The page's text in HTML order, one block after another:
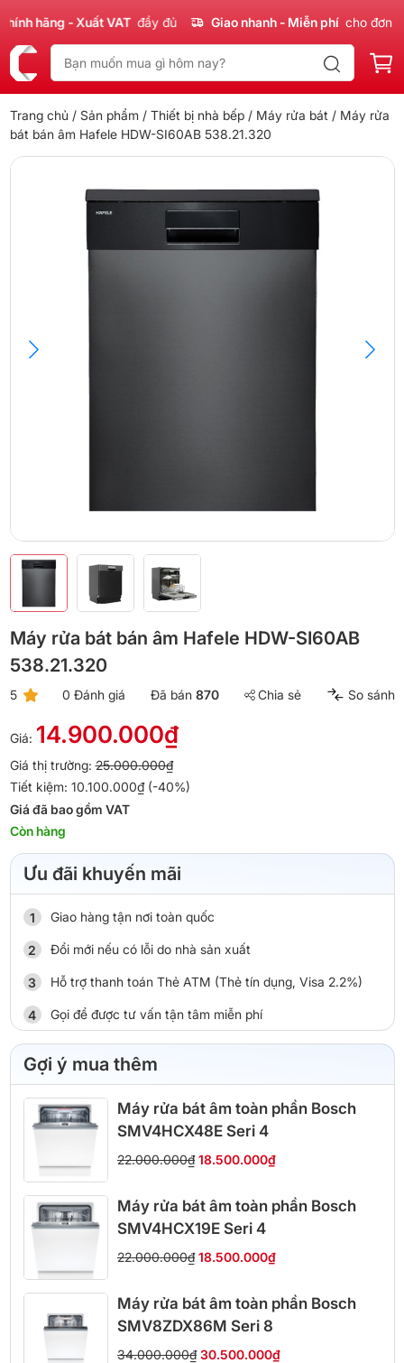
hãng - Xuất VAT đầy đủ Giao nhanh - Miễn phí cho đơn
Trang chủ / Sản phẩm / Thiết bị nhà bếp/ Máy rửa bát / Máy rửa
bát bán âm Hafele HDW-SI60AB 538.21.320
Máy rửa bát bán âm Hafele HDW-SI60AB
538.21.320
5 0 Đánh giá Đã bán 870 Chia sẻ So sánh
Giá: 14.900.000₫
Giá thị trường:25.000.000₫
Tiết kiệm: 10.100.000₫ (-40%)
Giá đã bao gồm VAT
Còn hàng
Ưu đãi khuyến mãi
Giao hàng tận nơi toàn quốc
Đổi mới nếu có lỗi do nhà sản xuất
Hỗ trợ thanh toán Thẻ ATM (Thẻ tín dụng, Visa 2.2%)
Gọi để được tư vấn tận tâm miễn phí
Gợi ý mua thêm
Máy rửa bát âm toàn phần Bosch
SMV4HCX48E Seri 4
22.000.000₫ 18.500.000₫
Máy rửa bát âm toàn phần Bosch
SMV4HCX19E Seri 4
22.000.000₫ 18.500.000₫
Máy rửa bát âm toàn phần Bosch
SMV8ZDX86M Seri 8
34.000.000₫ 30.500.000₫